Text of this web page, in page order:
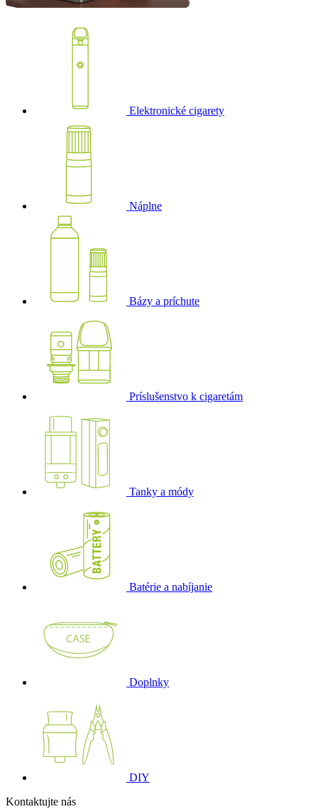
Elektronické cigarety
Náplne
Bázy a príchute
Príslušenstvo k cigaretám
Tanky a módy
Batérie a nabíjanie
Doplnky
DIY
Kontaktujte nás